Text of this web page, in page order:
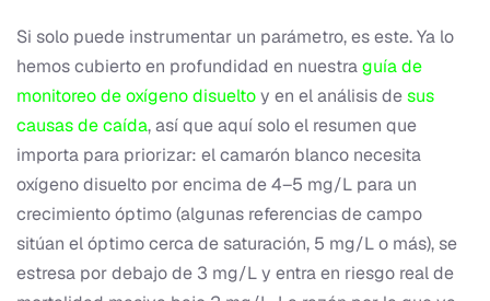
Si solo puede instrumentar un parámetro, es este. Ya lo
hemos cubierto en profundidad en nuestraguía de
monitoreo de oxígeno disueltoy en el análisis desus
causas de caída, así que aquí solo el resumen que
importa para priorizar: el camarón blanco necesita
oxígeno disuelto por encima de 4–5 mg/L para un
crecimiento óptimo (algunas referencias de campo
sitúan el óptimo cerca de saturación, 5 mg/L o más), se
estresa por debajo de 3 mg/L y entra en riesgo real de